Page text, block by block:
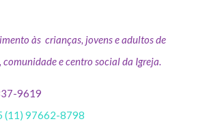
às crianças, jovens e adultos de
comunidade e centro social da Igreja.
9619
(11) 97662-8798